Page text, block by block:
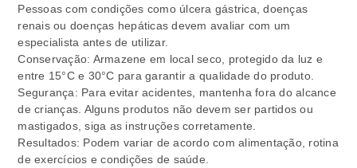
Pessoas com condições como úlcera gástrica, doenças
renais ou doenças hepáticas devem avaliar com um
especialista antes de utilizar.
Conservação: Armazene em local seco, protegido da luz e
entre 15°C e 30°C para garantir a qualidade do produto.
Segurança: Para evitar acidentes, mantenha fora do alcance
de crianças. Alguns produtos não devem ser partidos ou
mastigados, siga as instruções corretamente.
Resultados: Podem variar de acordo com alimentação, rotina
de exercícios e condições de saúde.